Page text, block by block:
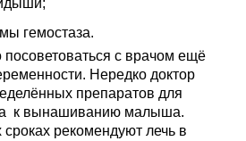
гемостаза.
с врачом ещё
Нередко доктор
препаратов для
к вынашиванию малыша.
рекомендуют лечь в